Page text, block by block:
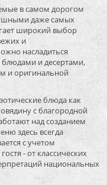
в самом дорогом
даже самых
широкий выбор
и
насладиться
и десертами,
и оригинальной
блюда как
с благородной
над созданием
здесь всегда
с учетом
- от классических
национальных